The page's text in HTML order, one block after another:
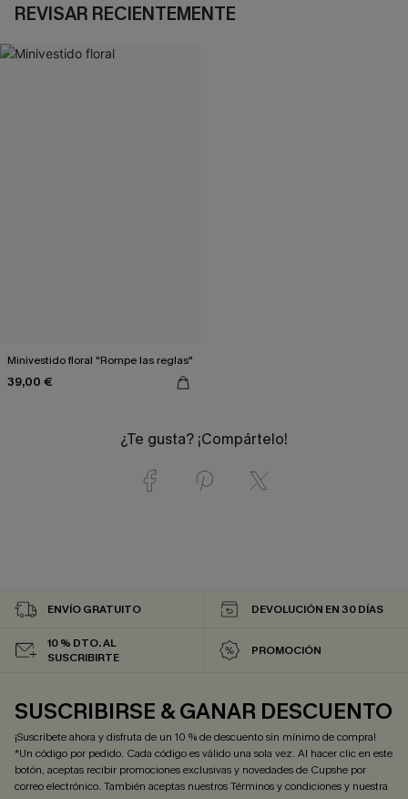
REVISAR RECIENTEMENTE
Minivestido floral "Rompe las reglas"
39,00 €
¿Te gusta? ¡Compártelo!
ENVÍO GRATUITO DEVOLUCIÓN EN 30 DÍAS
10 % DTO. AL
SUSCRIBIRTE
PROMOCIÓN
SUSCRIBIRSE & GANAR DESCUENTO
¡Suscríbete ahora y disfruta de un 10 % de descuento sin mínimo de compra!
*Un código por pedido. Cada código es válido una sola vez. Al hacer clic en este
botón, aceptas recibir promociones exclusivas y novedades de Cupshe por
correo electrónico. También aceptas nuestrosTérminos y condicionesy nuestra